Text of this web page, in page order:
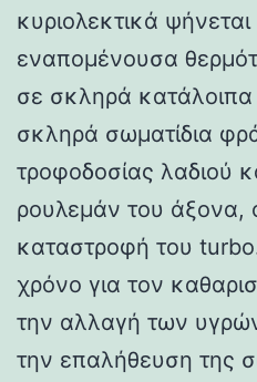
κυριολεκτικά
εναπομένουσα
σε σκληρά
σκληρά σωματίδια
τροφοδοσίας λαδιού
ρουλεμάν του άξονα,
καταστροφή του
χρόνο για τον
την αλλαγή των
την επαλήθευση της